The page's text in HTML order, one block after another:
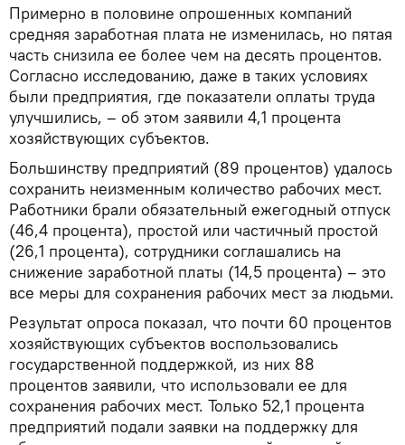
Примерно в половине опрошенных компаний
средняя заработная плата не изменилась, но пятая
часть снизила ее более чем на десять процентов.
Согласно исследованию, даже в таких условиях
были предприятия, где показатели оплаты труда
улучшились, – об этом заявили 4,1 процента
хозяйствующих субъектов.
Большинству предприятий (89 процентов) удалось
сохранить неизменным количество рабочих мест.
Работники брали обязательный ежегодный отпуск
(46,4 процента), простой или частичный простой
(26,1 процента), сотрудники соглашались на
снижение заработной платы (14,5 процента) – это
все меры для сохранения рабочих мест за людьми.
Результат опроса показал, что почти 60 процентов
хозяйствующих субъектов воспользовались
государственной поддержкой, из них 88
процентов заявили, что использовали ее для
сохранения рабочих мест. Только 52,1 процента
предприятий подали заявки на поддержку для